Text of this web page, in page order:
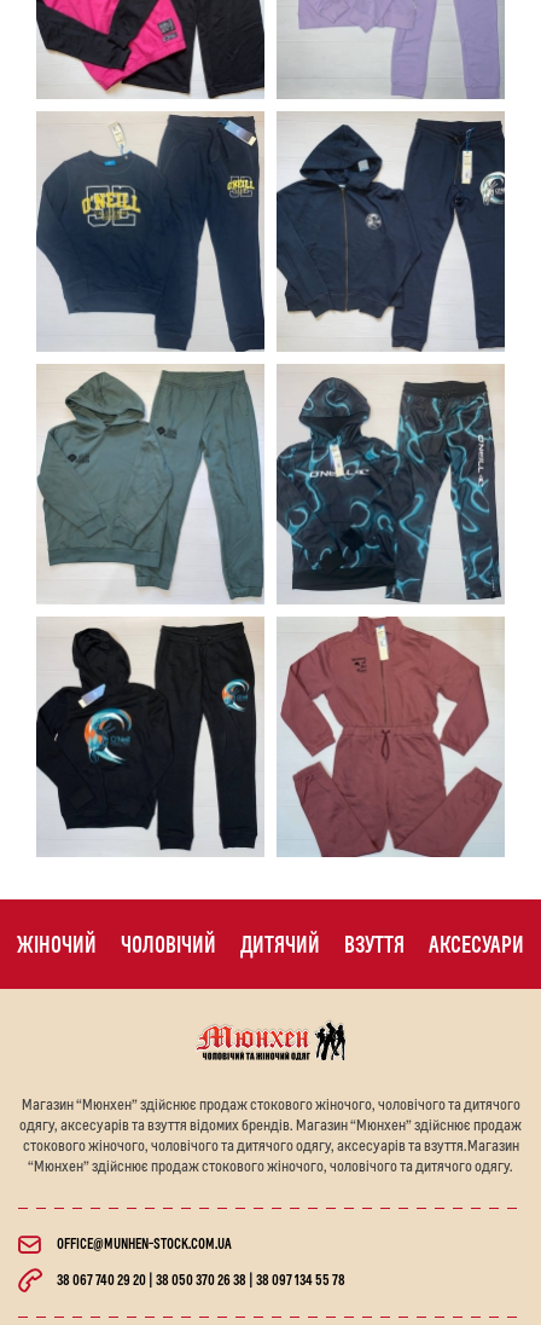
ЖІНОЧИЙ ЧОЛОВІЧИЙ ДИТЯЧИЙ ВЗУТТЯ АКСЕСУАРИ
Магазин “Мюнхен” здійснює продаж стокового жіночого, чоловічого та дитячого
одягу, аксесуарів та взуття відомих брендів. Магазин “Мюнхен” здійснює продаж
стокового жіночого, чоловічого та дитячого одягу, аксесуарів та взуття.Магазин
“Мюнхен” здійснює продаж стокового жіночого, чоловічого та дитячого одягу.
OFFICE@MUNHEN-STOCK.COM.UA
38 067 740 29 20 | 38 050 370 26 38 | 38 097 134 55 78